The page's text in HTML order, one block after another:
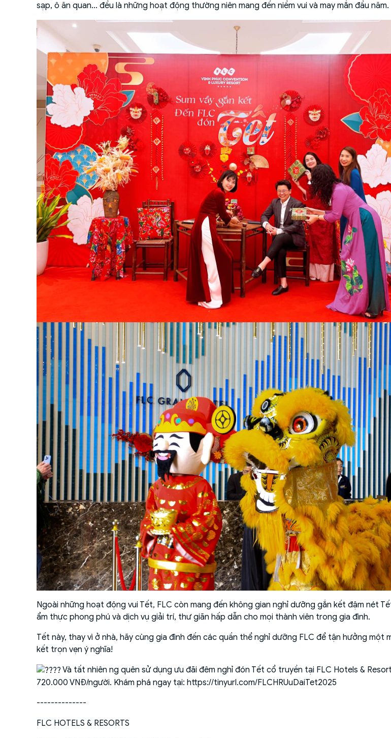
sạp, ô ăn quan... đều là những hoạt động thường niên mang đến niềm vui và may mắn đầu năm.
Ngoài những hoạt động vui Tết, FLC còn mang đến không gian nghỉ dưỡng gắn kết đậm nét
ẩm thực phong phú và dịch vụ giải trí, thư giãn hấp dẫn cho mọi thành viên trong gia đình.
Tết này, thay vì ở nhà, hãy cùng gia đình đến các quần thể nghỉ dưỡng FLC để tận hưởng một
kết trọn vẹn ý nghĩa!
Và tất nhiên ng quên sử dụng ưu đãi đêm nghỉ đón Tết cổ truyền tại FLC Hotels &
720.000 VNĐ/người. Khám phá ngay tại: https://tinyurl.com/FLCHRUuDaiTet2025
--------------
FLC HOTELS & RESORTS